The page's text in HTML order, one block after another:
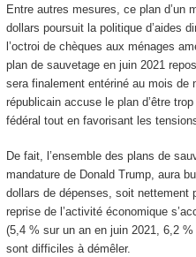
Entre autres mesures, ce plan d’un
dollars poursuit la politique d’aides
l’octroi de chèques aux ménages
plan de sauvetage en juin 2021
sera finalement entériné au mois de
républicain accuse le plan d’être
fédéral tout en favorisant les
De fait, l’ensemble des plans de
mandature de Donald Trump, aura
dollars de dépenses, soit nettement
reprise de l’activité économique
(5,4 % sur un an en juin 2021, 6,2
sont difficiles à démêler.